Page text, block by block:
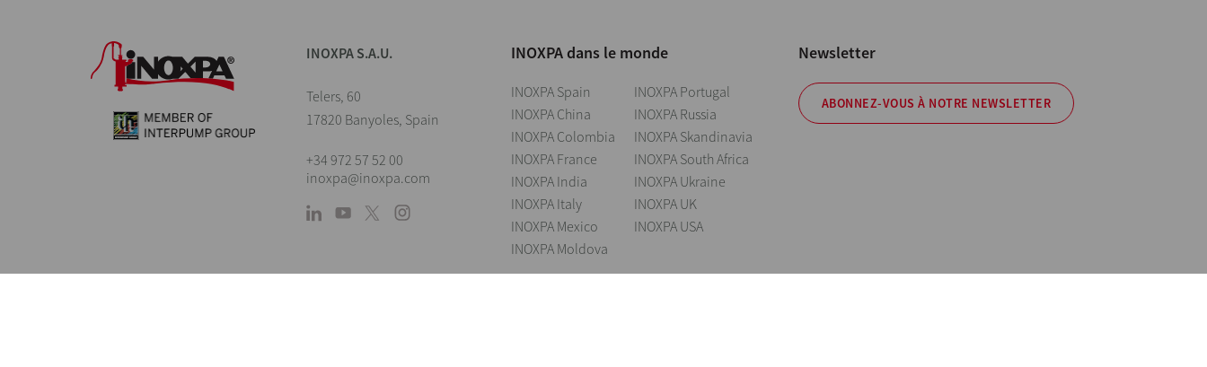
INOXPA S.A.U.
Telers, 60
17820 Banyoles, Spain
+34 972 57 52 00
inoxpa@inoxpa.com
INOXPA dans le monde
INOXPA Spain
INOXPA China
INOXPA Colombia
INOXPA France
INOXPA India
INOXPA Italy
INOXPA Mexico
INOXPA Moldova
INOXPA Portugal
INOXPA Russia
INOXPA Skandinavia
INOXPA South Africa
INOXPA Ukraine
INOXPA UK
INOXPA USA
Newsletter
ABONNEZ-VOUS À NOTRE NEWSLETTER